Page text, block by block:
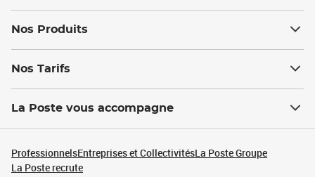
Nos Produits
Nos Tarifs
La Poste vous accompagne
ProfessionnelsEntreprises et CollectivitésLa Poste Groupe
La Poste recrute